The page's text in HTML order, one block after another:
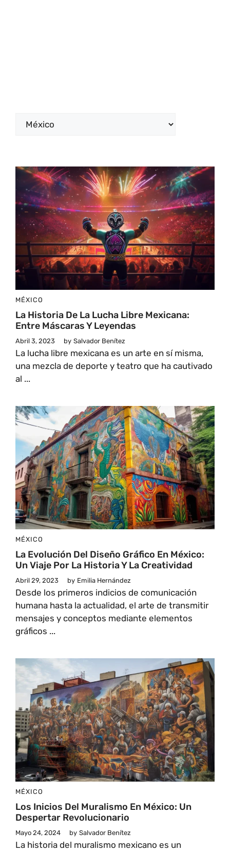
Categorías
MÉXICO
La Historia De La Lucha Libre Mexicana:
Entre Máscaras Y Leyendas
Abril 3, 2023 by Salvador Benítez
La lucha libre mexicana es un arte en sí misma,
una mezcla de deporte y teatro que ha cautivado
al ...
MÉXICO
La Evolución Del Diseño Gráfico En México:
Un Viaje Por La Historia Y La Creatividad
Abril 29, 2023 by Emilia Hernández
Desde los primeros indicios de comunicación
humana hasta la actualidad, el arte de transmitir
mensajes y conceptos mediante elementos
gráficos ...
MÉXICO
Los Inicios Del Muralismo En México: Un
Despertar Revolucionario
Mayo 24, 2024 by Salvador Benítez
La historia del muralismo mexicano es un